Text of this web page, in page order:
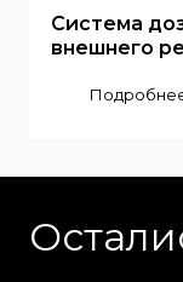
Система
внешнего